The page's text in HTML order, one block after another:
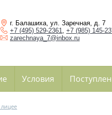
г. Балашиха, ул. Заречная, д. 7
+7 (495) 529-2361
+7 (985) 145-
zarechnaya_7@inbox.ru
Условия